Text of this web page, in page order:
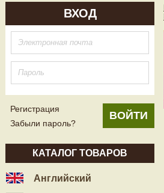
ВХОД
Регистрация
Забыли пароль?
КАТАЛОГ ТОВАРОВ
Английский